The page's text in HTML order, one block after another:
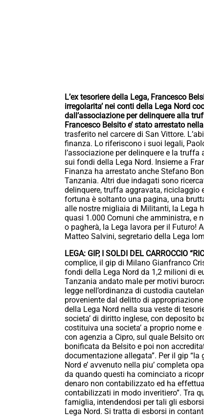
L’ex tesoriere della Lega, Francesco
irregolarita’ nei conti della Lega Nord
dall’associazione per delinquere alla
Francesco Belsito e’ stato arrestato
trasferito nel carcere di San Vittore.
finanza. Lo riferiscono i suoi legali,
l’associazione per delinquere e la
sui fondi della Lega Nord. Insieme a
Finanza ha arrestato anche Stefano
Tanzania. Altri due indagati sono
delinquere, truffa aggravata, riciclaggio
fortuna è soltanto una pagina, una
alle nostre migliaia di Militanti, la Lega
quasi 1.000 Comuni che amministra, e
o pagherà, la Lega lavora per il Futuro!
Matteo Salvini, segretario della Lega
LEGA: GIP, I SOLDI DEL CARROCCIO
complice, il gip di Milano Gianfranco
fondi della Lega Nord da 1,2 milioni di
Tanzania andato male per motivi
legge nell’ordinanza di custodia
proveniente dal delitto di
della Lega Nord nella sua veste di
societa’ di diritto inglese, con deposito
costituiva una societa’ a proprio nome
con agenzia a Cipro, sul quale Belsito
bonificata da Belsito e poi non
documentazione allegata”. Per il gip
Nord e’ avvenuto nella piu’ completa
da quando questi ha cominciato a
denaro non contabilizzato ed ha
contabilizzati in modo inveritiero”. Tra
famiglia, intendendosi per tali gli
Lega Nord. Si tratta di esborsi in